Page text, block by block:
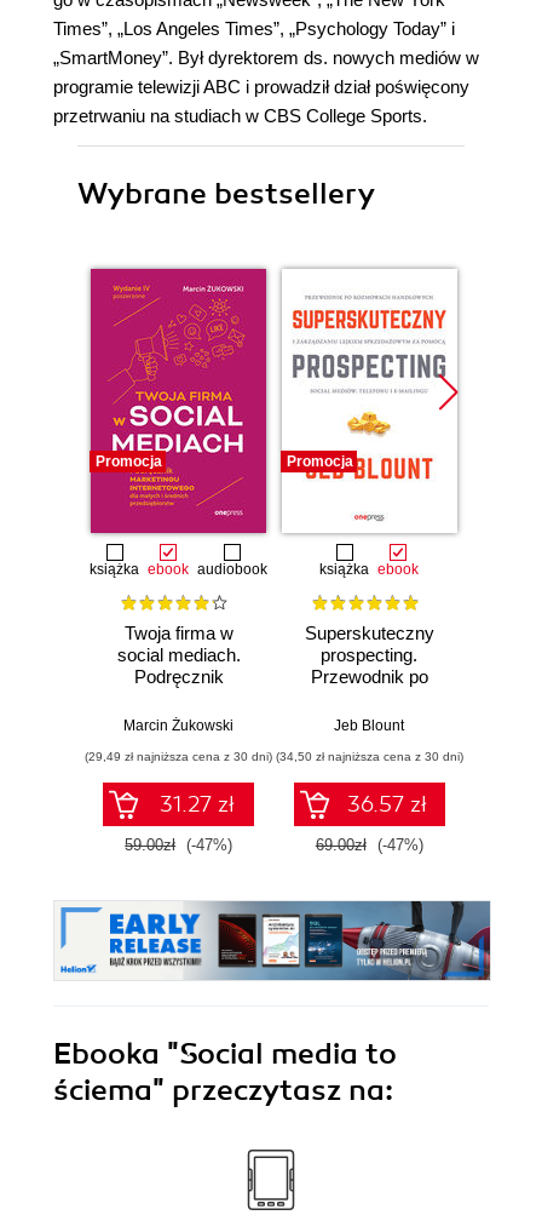
Times”, „Los Angeles Times”, „Psychology Today” i
„SmartMoney”. Był dyrektorem ds. nowych mediów w
programie telewizji ABC i prowadził dział poświęcony
przetrwaniu na studiach w CBS College Sports.
Wybrane bestsellery
Promocja
książka ebook audiobook
Twoja firma w
social mediach.
Podręcznik
internetowego dla
przedsiębiorstw.
Wydanie IV
poszerzone
Marcin Żukowski
(29,49 zł najniższa cena z 30 dni)
31.27 zł
59.00zł (-47%)
Promocja
książka ebook
Superskuteczny
prospecting.
Przewodnik po
handlowych i
lejkiem
sprzedażowym za
pomocą social
mediów, telefonu i
e-mailingu
Jeb Blount
(34,50 zł najniższa cena z 30 dni)
36.57 zł
69.00zł (-47%)
Ebooka "Social media to
ściema" przeczytasz na: